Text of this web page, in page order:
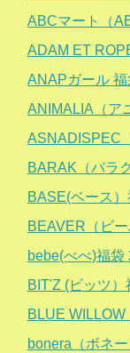
ABCマート（
ADAM ET
ANAPガール
ANIMALIA（ア
ASNADISPEC
BARAK（バラ
BASE(ベース
BEAVER（ビ
bebe(べべ)福袋
BIT'Z (ビッツ）
BLUE
bonera（ボネ